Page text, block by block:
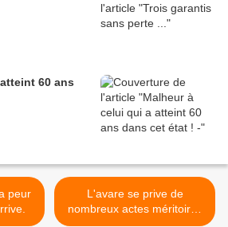
60 ans
L'avare se prive de
nombreux actes méritoires
>